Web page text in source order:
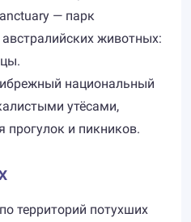
— парк
животных:
национальный
утёсами,
прогулок и пикников.
территорий потухших